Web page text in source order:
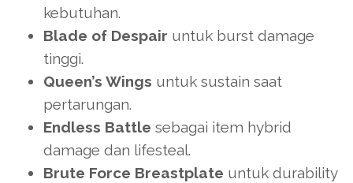
kebutuhan.
Blade of Despair untuk burst damage
tinggi.
Queen’s Wings untuk sustain saat
pertarungan.
Endless Battle sebagai item hybrid
damage dan lifesteal.
Brute Force Breastplate untuk durability